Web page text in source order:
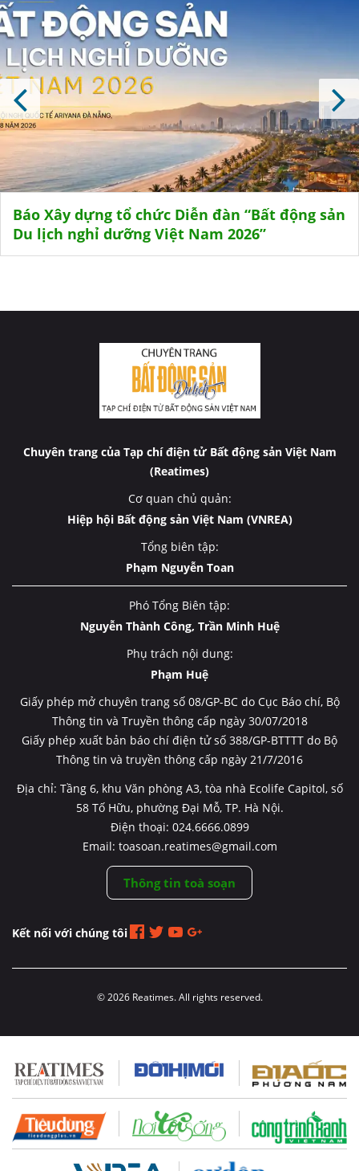
Báo Xây dựng tổ chức Diễn đàn “Bất động sản
Du lịch nghỉ dưỡng Việt Nam 2026”
Chuyên trang của Tạp chí điện tử Bất động sản Việt Nam
(Reatimes)
Cơ quan chủ quản:
Hiệp hội Bất động sản Việt Nam (VNREA)
Tổng biên tập:
Phạm Nguyễn Toan
Phó Tổng Biên tập:
Nguyễn Thành Công, Trần Minh Huệ
Phụ trách nội dung:
Phạm Huệ
Giấy phép mở chuyên trang số 08/GP-BC do Cục Báo chí, Bộ
Thông tin và Truyền thông cấp ngày 30/07/2018
Giấy phép xuất bản báo chí điện tử số 388/GP-BTTTT do Bộ
Thông tin và truyền thông cấp ngày 21/7/2016
Địa chỉ: Tầng 6, khu Văn phòng A3, tòa nhà Ecolife Capitol, số
58 Tố Hữu, phường Đại Mỗ, TP. Hà Nội.
Điện thoại: 024.6666.0899
Email: toasoan.reatimes@gmail.com
Thông tin toà soạn
Kết nối với chúng tôi
© 2026 Reatimes. All rights reserved.